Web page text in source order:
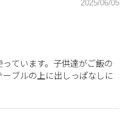
2025/06/05
ています。子供達がご飯の
ブルの上に出しっぱなしに